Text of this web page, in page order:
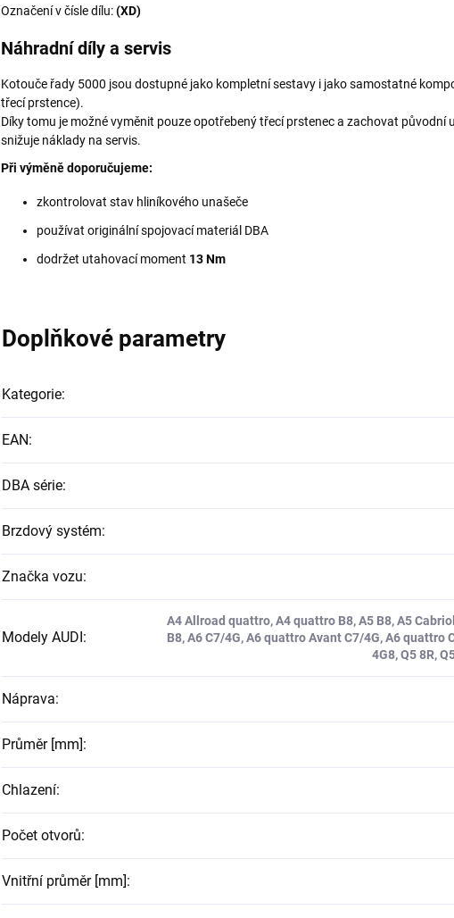
Označení v čísle dílu:(XD)
Náhradní díly a servis
Kotouče řady 5000 jsou dostupné jako kompletní sestavy i jako samostatné
třecí prstence).
Díky tomu je možné vyměnit pouze opotřebený třecí prstenec a zachovat původní
snižuje náklady na servis.
Při výměně doporučujeme:
zkontrolovat stav hliníkového unašeče
používat originální spojovací materiál DBA
dodržet utahovací moment 13 Nm
Doplňkové parametry
Kategorie:
EAN:
DBA série:
Brzdový systém:
Značka vozu:
Modely AUDI:
A4 Allroad quattro, A4 quattro B8, A5 B8, A5
B8, A6 C7/4G, A6 quattro Avant C7/4G, A6 quattro
4G8, Q5 8R,
Náprava:
Průměr [mm]:
Chlazení:
Počet otvorů:
Vnitřní průměr [mm]: